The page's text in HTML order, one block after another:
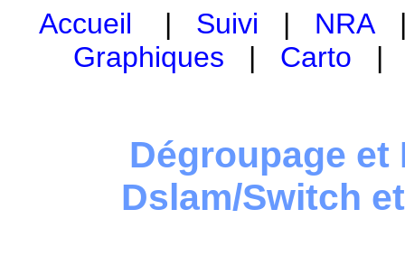
Accueil | Suivi | NRA
Graphiques | Carto
Dégroupage et
Dslam/Switch